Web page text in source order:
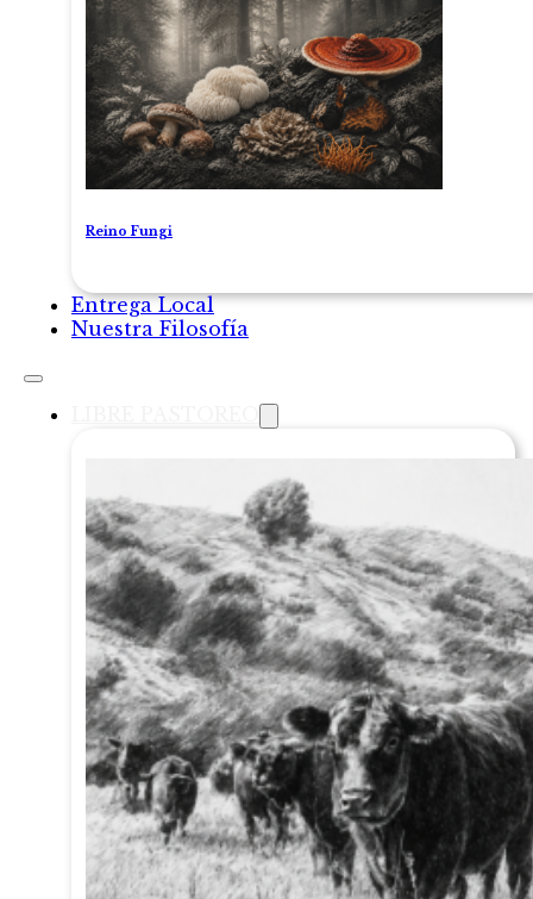
Reino Fungi
Entrega Local
Nuestra Filosofía